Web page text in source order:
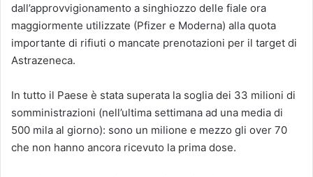
dall’approvvigionamento a singhiozzo delle fiale ora
maggiormente utilizzate (Pfizer e Moderna) alla quota
importante di rifiuti o mancate prenotazioni per il target di
Astrazeneca.
In tutto il Paese è stata superata la soglia dei 33 milioni di
somministrazioni (nell’ultima settimana ad una media di
500 mila al giorno): sono un milione e mezzo gli over 70
che non hanno ancora ricevuto la prima dose.